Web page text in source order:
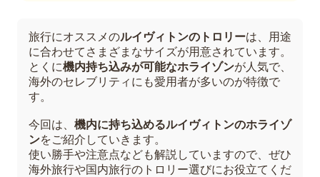
旅行にオススメのルイヴィトンのトロリーは、用途
に合わせてさまざまなサイズが用意されています。
とくに機内持ち込みが可能なホライゾンが人気で、
海外のセレブリティにも愛用者が多いのが特徴で
す。
今回は、 機内に持ち込めるルイヴィトンのホライゾ
ンをご紹介していきます。
使い勝手や注意点なども解説していますので、ぜひ
海外旅行や国内旅行のトロリー選びにお役立てくだ